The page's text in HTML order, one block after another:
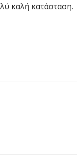
καλή κατάσταση.